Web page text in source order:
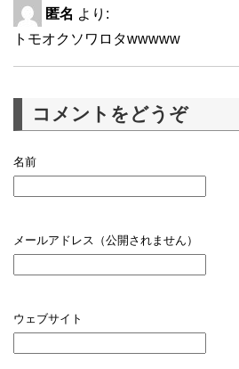
匿名 より:
トモオクソワロタwwwww
コメントをどうぞ
名前
メールアドレス（公開されません）
ウェブサイト